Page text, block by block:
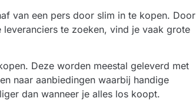
van een pers door slim in te kopen. Door
te zoeken, vind je vaak grote
Deze worden meestal geleverd met
naar aanbiedingen waarbij handige
dan wanneer je alles los koopt.